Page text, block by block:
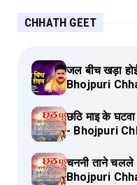
CHHATH GEET
जल बीच खड़ा
Bhojpuri
छठि माइ के
- Bhojpuri
Lyrics
चननी ताने
Bhojpuri